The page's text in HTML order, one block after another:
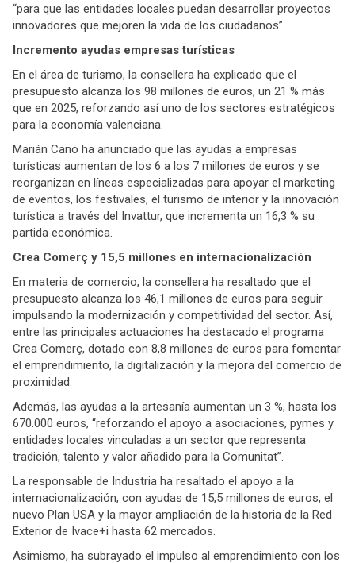
“para que las entidades locales puedan desarrollar proyectos
innovadores que mejoren la vida de los ciudadanos”.
Incremento ayudas empresas turísticas
En el área de turismo, la consellera ha explicado que el
presupuesto alcanza los 98 millones de euros, un 21 % más
que en 2025, reforzando así uno de los sectores estratégicos
para la economía valenciana.
Marián Cano ha anunciado que las ayudas a empresas
turísticas aumentan de los 6 a los 7 millones de euros y se
reorganizan en líneas especializadas para apoyar el marketing
de eventos, los festivales, el turismo de interior y la innovación
turística a través del Invattur, que incrementa un 16,3 % su
partida económica.
Crea Comerç y 15,5 millones en internacionalización
En materia de comercio, la consellera ha resaltado que el
presupuesto alcanza los 46,1 millones de euros para seguir
impulsando la modernización y competitividad del sector. Así,
entre las principales actuaciones ha destacado el programa
Crea Comerç, dotado con 8,8 millones de euros para fomentar
el emprendimiento, la digitalización y la mejora del comercio de
proximidad.
Además, las ayudas a la artesanía aumentan un 3 %, hasta los
670.000 euros, “reforzando el apoyo a asociaciones, pymes y
entidades locales vinculadas a un sector que representa
tradición, talento y valor añadido para la Comunitat”.
La responsable de Industria ha resaltado el apoyo a la
internacionalización, con ayudas de 15,5 millones de euros, el
nuevo Plan USA y la mayor ampliación de la historia de la Red
Exterior de Ivace+i hasta 62 mercados.
Asimismo, ha subrayado el impulso al emprendimiento con los